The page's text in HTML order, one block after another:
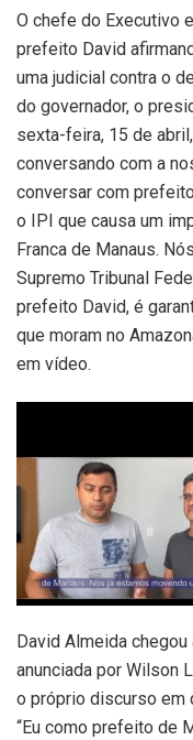
O chefe do Executivo
prefeito David
uma judicial contra o
do governador, o
sexta-feira, 15 de
conversando com a
conversar com
o IPI que causa um
Franca de Manaus.
Supremo Tribunal
prefeito David, é
que moram no
em vídeo.
David Almeida
anunciada por Wilson
o próprio discurso em
“Eu como prefeito de